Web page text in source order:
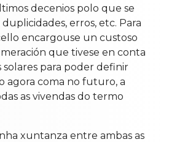
decenios polo que se
erros, etc. Para
encargouse un custoso
que tivese en conta
para poder definir
agora coma no futuro, a
as vivendas do termo
xuntanza entre ambas as